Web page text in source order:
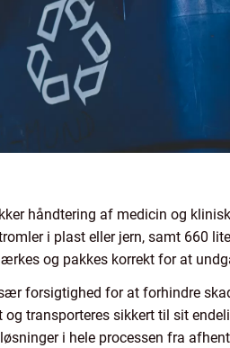
håndtering af medicin og
i plast eller jern, samt 660
og pakkes korrekt for at
forsigtighed for at forhindre
transporteres sikkert til sit
i hele processen fra